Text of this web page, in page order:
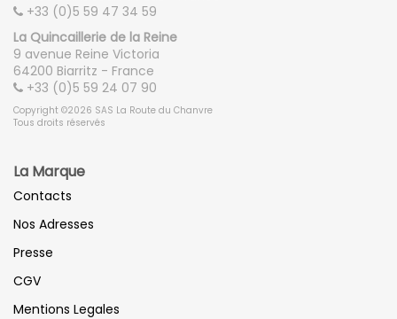
+33 (0)5 59 47 34 59
La Quincaillerie de la Reine
9 avenue Reine Victoria
64200 Biarritz - France
+33 (0)5 59 24 07 90
Copyright ©2026 SAS La Route du Chanvre
Tous droits réservés
La Marque
Contacts
Nos Adresses
Presse
CGV
Mentions Legales